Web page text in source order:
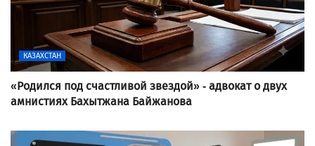
КАЗАХСТАН
«Родился под счастливой звездой» - адвокат о двух
амнистиях Бахытжана Байжанова